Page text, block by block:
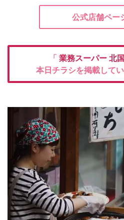
公式店舗ペー
「 業務スーパー 北
本日チラシを掲載して